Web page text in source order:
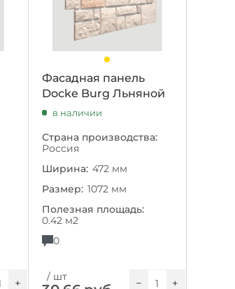
+
Фасадная панель
Docke Burg Льняной
в наличии
Страна производства:
Россия
Ширина: 472 мм
Размер: 1072 мм
Полезная площадь:
0.42 м2
0
/ шт +
−